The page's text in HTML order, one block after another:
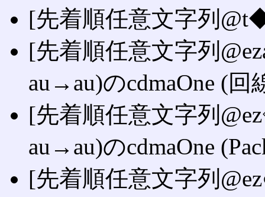
[先着順任意文字列
[先着順任意文字列
au→au)のcdmaOne (回
[先着順任意文字列
au→au)のcdmaOne
[先着順任意文字列